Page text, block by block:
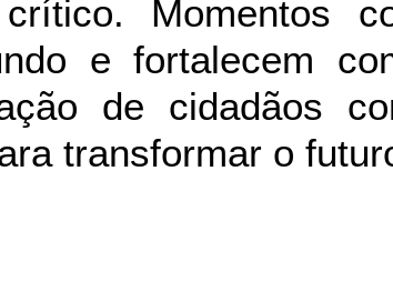
crítico. Momentos
e fortalecem
de cidadãos
transformar o